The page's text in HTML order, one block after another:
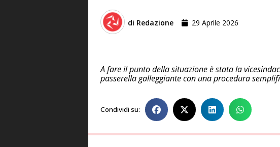
di Redazione 29 Aprile 2026
A fare il punto della situazione è stata la
passerella galleggiante con una procedura
Condividi su: